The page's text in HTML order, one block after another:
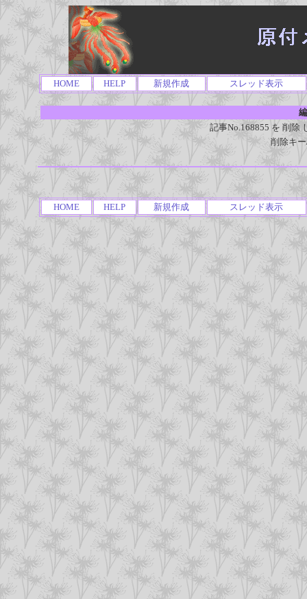
HOME HELP 新規作成 スレッド表示
記事No.168855 を 削除
削除キ
HOME HELP 新規作成 スレッド表示